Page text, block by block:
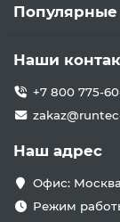
Популярные
Наши
+7 800 775-
Наш адрес
Офис:
Режим